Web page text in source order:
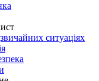
ситуаціях